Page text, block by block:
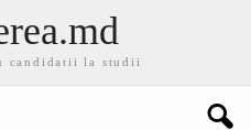
candidatii la studii